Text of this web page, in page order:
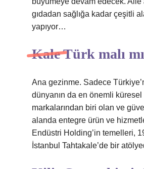
gıdadan sağlığa kadar çeşitli
yapıyor…
Kale Türk malı
Ana gezinme. Sadece
dünyanın da en önemli küresel
markalarından biri olan ve
alanda entegre ürün ve
Endüstri Holding’in temelleri,
İstanbul Tahtakale’de bir